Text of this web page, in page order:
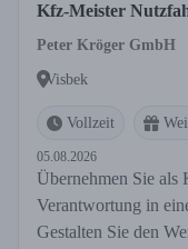
Kfz-Meister
Peter Kröger GmbH
Visbek
Vollzeit
05.08.2026
Übernehmen Sie
Verantwortung in
Gestalten Sie den